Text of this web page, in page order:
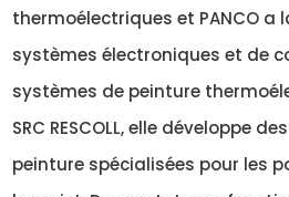
thermoélectriques et PANCO a
systèmes électroniques et de
systèmes de peinture
SRC RESCOLL, elle développe
peinture spécialisées pour les